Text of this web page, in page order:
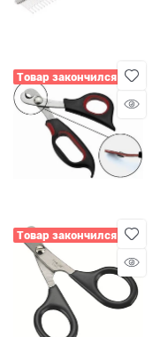
Товар закончился
Товар закончился